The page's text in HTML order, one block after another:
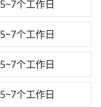
5~7个工作日
5~7个工作日
5~7个工作日
5~7个工作日